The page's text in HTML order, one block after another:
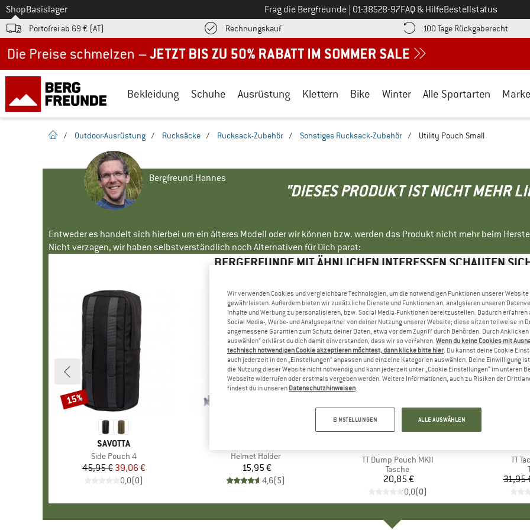
Zum
ShopBasislager Frag die Bergfreunde Ruf uns an unter
01-38528-97FAQ & HilfeBestellstatus
Portofrei ab 69 € (AT) RechnungskaufFinde die Zahlungs-Infos hier! Öffnet sich in einer Infobox
100 Tage Rückgaberecht
Bekleidung Schuhe Ausrüstung Klettern Bike Winter Alle Sportarten
Startseite
/ Outdoor-Ausrüstung / Rucksäcke / Rucksack-Zubehör / Sonstiges Rucksack-Zubehör / Utility Pouch Small
Bergfreund Hannes
"DIESES PRODUKT IST NICHT MEHR
Entweder es handelt sich hierbei um ein älteres Modell oder wir können bzw. werden das Produkt nicht mehr beim
Nicht verzagen, wir haben selbstverständlich noch Alternativen für Dich parat:
BERGFREUNDE MIT ÄHNLICHEN INTERESSEN SCHAUTEN
MARKE
SAVOTTA
Artikel
Side Pouch 4
Preis
45,95 € reduzierter Preis
39,06 €
0,0(0)
Rabatt
15%
Artikel
Helmet Holder
Preis
15,95 €
4,6(5)
Artikel
TT Dump Pouch MKII
Produktgruppe
Tasche
Preis
20,85 €
0,0(0)
Artikel
TT
31,95
Wir verwenden Cookies und vergleichbare Technologien, um die notwendigen Funktionen unserer Website
gewährleisten. Außerdem bieten wir zusätzliche Dienste und Funktionen an, analysieren unseren
Inhalte und Werbung zu personalisieren, bzw. Social Media-Funktionen bereitzustellen. Dadurch erfahren
Social Media-, Werbe- und Analysepartner von deiner Nutzung unserer Website; diese sitzen teilweise in
angemessene Garantien zum Schutz deiner Daten, etwa vor dem Zugriff durch Behörden. Durch Anklicken
auswählen“ erklärst du dich damit einverstanden, dass wir so verfahren. Wenn du keine Cookies mit
technisch notwendigen Cookie akzeptieren möchtest, dann klicke bitte hier. Du kannst deine Cookie
auch jederzeit in den „Einstellungen“ anpassen und einzelne Kategorien auswählen. Deine Einwilligung
die Nutzung dieser Website nicht notwendig und kann jederzeit unter „Cookie Einstellungen“ im unteren
Webseite widerrufen oder erstmals vergeben werden. Weitere Informationen, auch zu Risiken der
findest du in unseren Datenschutzhinweisen.
EINSTELLUNGEN ALLE AUSWÄHLEN